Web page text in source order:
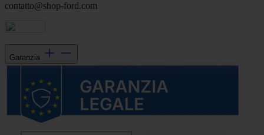
contatto@shop-ford.com
Garanzia